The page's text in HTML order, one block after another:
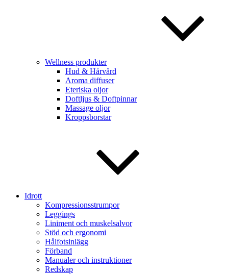
Wellness produkter
Hud & Hårvård
Aroma diffuser
Eteriska oljor
Doftljus & Doftpinnar
Massage oljor
Kroppsborstar
Idrott
Kompressionsstrumpor
Leggings
Liniment och muskelsalvor
Stöd och ergonomi
Hålfotsinlägg
Förband
Manualer och instruktioner
Redskap